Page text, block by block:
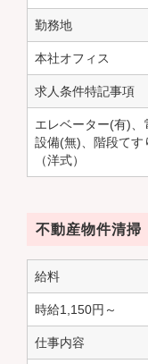
勤務地
本社オフィス
求人条件特記事項
エレベーター(有)
設備(無)、階段てす
（洋式）
不動産物件清掃
給料
時給1,150円～
仕事内容